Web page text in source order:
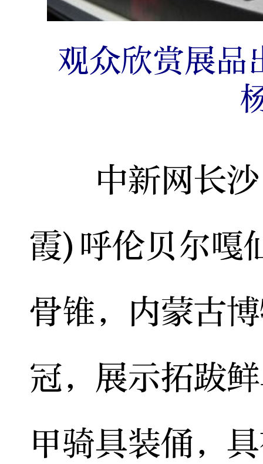
观众欣赏展品
中新网长沙
霞)呼伦贝尔嘎
骨锥，内蒙古
冠，展示拓跋
甲骑具装俑，